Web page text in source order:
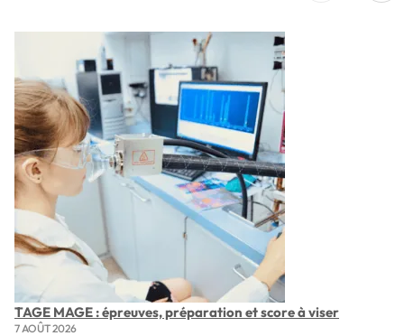
TAGE MAGE : épreuves, préparation et score à viser
7 AOÛT 2026